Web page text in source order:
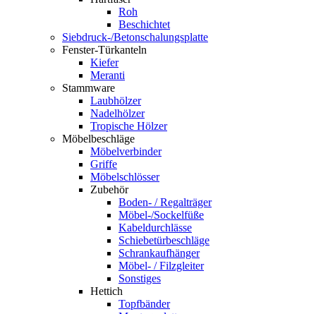
Roh
Beschichtet
Siebdruck-/Betonschalungsplatte
Fenster-Türkanteln
Kiefer
Meranti
Stammware
Laubhölzer
Nadelhölzer
Tropische Hölzer
Möbelbeschläge
Möbelverbinder
Griffe
Möbelschlösser
Zubehör
Boden- / Regalträger
Möbel-/Sockelfüße
Kabeldurchlässe
Schiebetürbeschläge
Schrankaufhänger
Möbel- / Filzgleiter
Sonstiges
Hettich
Topfbänder